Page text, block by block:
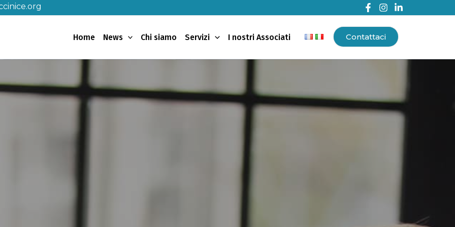
Home News Chi siamo Servizi I nostri Associati Contattaci